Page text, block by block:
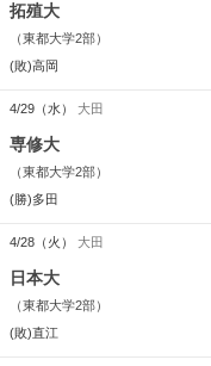
拓殖大
（東都大学2部）
(敗)高岡
4/29（水） 大田
専修大
（東都大学2部）
(勝)多田
4/28（火） 大田
日本大
（東都大学2部）
(敗)直江